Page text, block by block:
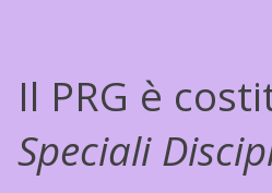
Il PRG è
Speciali